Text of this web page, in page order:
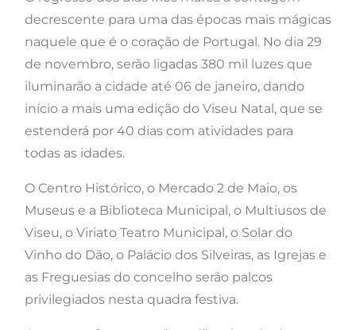
decrescente para uma das épocas mais mágicas
naquele que é o coração de Portugal. No dia 29
de novembro, serão ligadas 380 mil luzes que
iluminarão a cidade até 06 de janeiro, dando
início a mais uma edição do Viseu Natal, que se
estenderá por 40 dias com atividades para
todas as idades.
O Centro Histórico, o Mercado 2 de Maio, os
Museus e a Biblioteca Municipal, o Multiusos de
Viseu, o Viriato Teatro Municipal, o Solar do
Vinho do Dão, o Palácio dos Silveiras, as Igrejas e
as Freguesias do concelho serão palcos
privilegiados nesta quadra festiva.